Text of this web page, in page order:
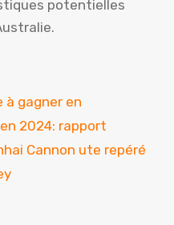
potentielles
à gagner en
2024: rapport
Cannon ute repéré